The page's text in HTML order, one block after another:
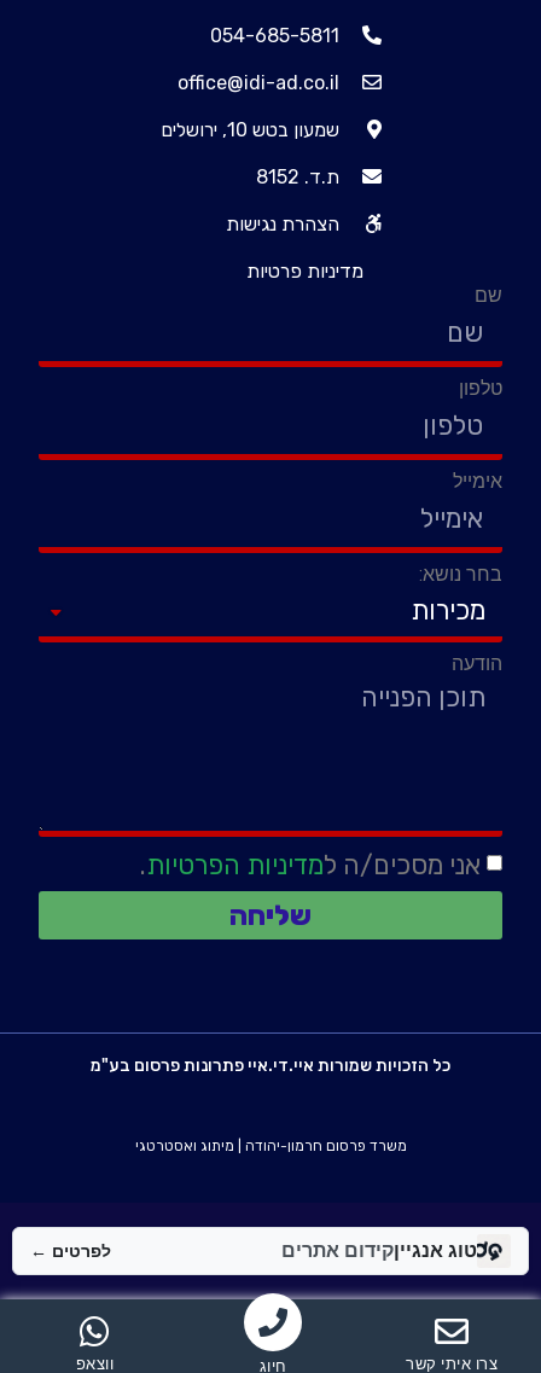
054-685-5811
office@idi-ad.co.il
שמעון בטש 10, ירושלים
ת.ד. 8152
הצהרת נגישות
מדיניות פרטיות
שם
טלפון
אימייל
בחר נושא:
הודעה
אני מסכים/ה למדיניות הפרטיות.
שליחה
כל הזכויות שמורות איי.די.איי פתרונות פרסום בע"מ
משרד פרסום חרמון-יהודה מיתוג ואסטרטגי
טוג אנגייןקידום אתרים לפרטים ←
צרו איתי קשר חיוג ווצאפ